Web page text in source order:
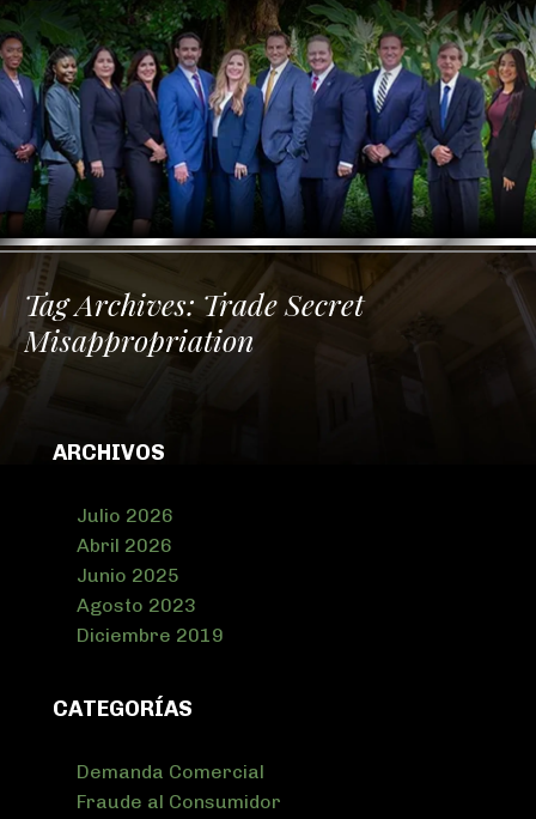
Tag Archives: Trade Secret
Misappropriation
ARCHIVOS
Julio 2026
Abril 2026
Junio 2025
Agosto 2023
Diciembre 2019
CATEGORÍAS
Demanda Comercial
Fraude al Consumidor